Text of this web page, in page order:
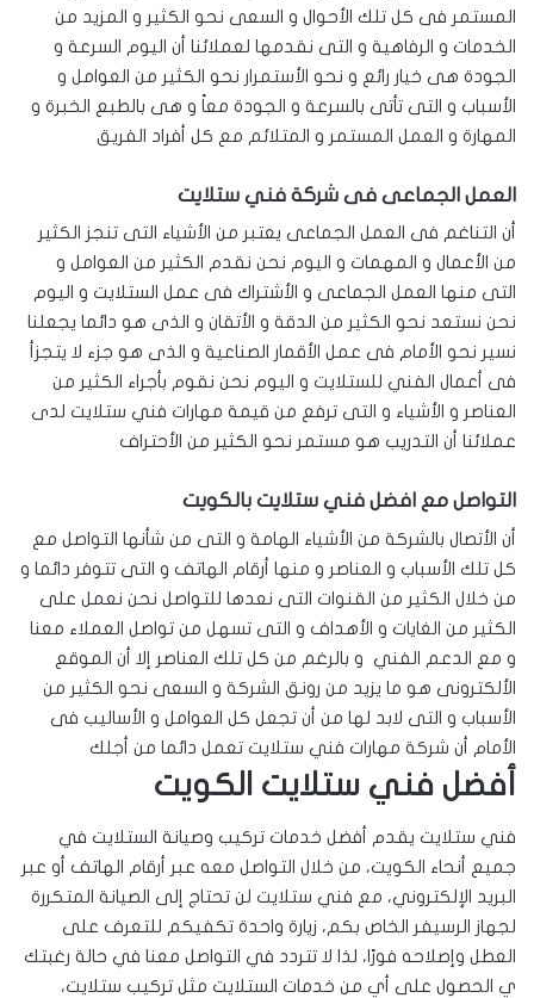
المستمر فى كل تلك الأحوال و السعى نحو الكثير و المزيد من
الخدمات و الرفاهية و التى نقدمها لعملائنا أن اليوم السرعة و
الجودة هى خيار رائع و نحو الأستمرار نحو الكثير من العوامل و
الأسباب و التى تأتى بالسرعة و الجودة معاً و هى بالطبع الخبرة و
المهارة و العمل المستمر و المتلائم مع كل أفراد الفريق
العمل الجماعى فى شركة فني ستلايت
أن التناغم فى العمل الجماعى يعتبر من الأشياء التى تنجز الكثير
من الأعمال و المهمات و اليوم نحن نقدم الكثير من العوامل و
التى منها العمل الجماعى و الأشتراك فى عمل الستلايت و اليوم
نحن نستعد نحو الكثير من الدقة و الأتقان و الذى هو دائما يجعلنا
نسير نحو الأمام فى عمل الأقمار الصناعية و الذى هو جزء لا يتجزأ
فى أعمال الفني للستلايت و اليوم نحن نقوم بأجراء الكثير من
العناصر و الأشياء و التى ترفع من قيمة مهارات فني ستلايت لدى
عملائنا أن التدريب هو مستمر نحو الكثير من الأحتراف
التواصل مع افضل فني ستلايت بالكويت
أن الأتصال بالشركة من الأشياء الهامة و التى من شأنها التواصل مع
كل تلك الأسباب و العناصر و منها أرقام الهاتف و التى تتوفر دائما و
من خلال الكثير من القنوات التى نعدها للتواصل نحن نعمل على
الكثير من الغايات و الأهداف و التى تسهل من تواصل العملاء معنا
و مع الدعم الفني و بالرغم من كل تلك العناصر إلا أن الموقع
الألكترونى هو ما يزيد من رونق الشركة و السعى نحو الكثير من
الأسباب و التى لابد لها من أن تجعل كل العوامل و الأساليب فى
الأمام أن شركة مهارات فني ستلايت تعمل دائما من أجلك
أفضل فني ستلايت الكويت
فني ستلايت يقدم أفضل خدمات تركيب وصيانة الستلايت في
جميع أنحاء الكويت، من خلال التواصل معه عبر أرقام الهاتف أو عبر
البريد الإلكتروني، مع فني ستلايت لن تحتاج إلى الصيانة المتكررة
لجهاز الرسيفر الخاص بكم، زيارة واحدة تكفيكم للتعرف على
العطل وإصلاحه فورًا، لذا لا تتردد في التواصل معنا في حالة رغبتك
ي الحصول على أي من خدمات الستلايت مثل تركيب ستلايت،